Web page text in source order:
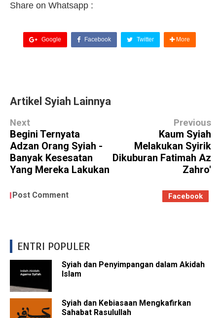
Share on Whatsapp :
Google Facebook Twitter More
Artikel Syiah Lainnya
Next
Begini Ternyata
Adzan Orang Syiah -
Banyak Kesesatan
Yang Mereka Lakukan
Previous
Kaum Syiah
Melakukan Syirik
Dikuburan Fatimah Az
Zahro'
Post Comment Facebook
ENTRI POPULER
Syiah dan Penyimpangan dalam Akidah
Islam
Syiah dan Kebiasaan Mengkafirkan
Sahabat Rasulullah